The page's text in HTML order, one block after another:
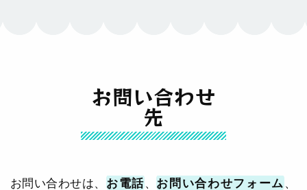
お問い合わせ
先
お問い合わせは、 お電話、お問い合わせフォーム、